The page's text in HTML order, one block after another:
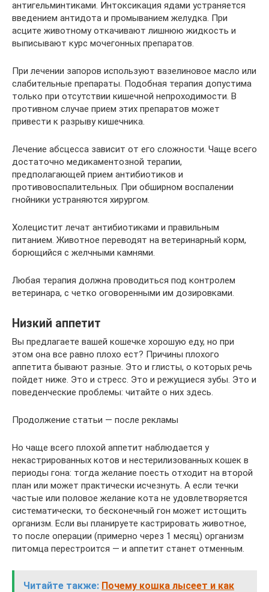
антигельминтиками. Интоксикация ядами устраняется
введением антидота и промыванием желудка. При
асците животному откачивают лишнюю жидкость и
выписывают курс мочегонных препаратов.
При лечении запоров используют вазелиновое масло или
слабительные препараты. Подобная терапия допустима
только при отсутствии кишечной непроходимости. В
противном случае прием этих препаратов может
привести к разрыву кишечника.
Лечение абсцесса зависит от его сложности. Чаще всего
достаточно медикаментозной терапии,
предполагающей прием антибиотиков и
противовоспалительных. При обширном воспалении
гнойники устраняются хирургом.
Холецистит лечат антибиотиками и правильным
питанием. Животное переводят на ветеринарный корм,
борющийся с желчными камнями.
Любая терапия должна проводиться под контролем
ветеринара, с четко оговоренными им дозировками.
Низкий аппетит
Вы предлагаете вашей кошечке хорошую еду, но при
этом она все равно плохо ест? Причины плохого
аппетита бывают разные. Это и глисты, о которых речь
пойдет ниже. Это и стресс. Это и режущиеся зубы. Это и
поведенческие проблемы: читайте о них здесь.
Продолжение статьи — после рекламы
Но чаще всего плохой аппетит наблюдается у
некастрированных котов и нестерилизованных кошек в
периоды гона: тогда желание поесть отходит на второй
план или может практически исчезнуть. А если течки
частые или половое желание кота не удовлетворяется
систематически, то бесконечный гон может истощить
организм. Если вы планируете кастрировать животное,
то после операции (примерно через 1 месяц) организм
питомца перестроится — и аппетит станет отменным.
Читайте также: Почему кошка лысеет и как